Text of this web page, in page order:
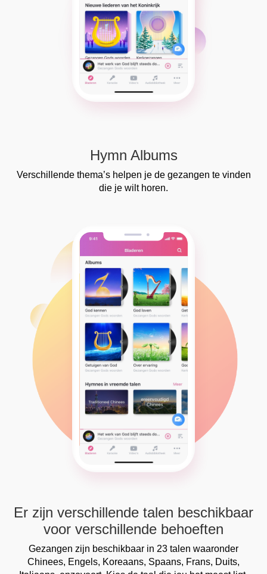
Hymn Albums
Verschillende thema’s helpen je de gezangen te vinden
die je wilt horen.
Er zijn verschillende talen beschikbaar
voor verschillende behoeften
Gezangen zijn beschikbaar in 23 talen waaronder
Chinees, Engels, Koreaans, Spaans, Frans, Duits,